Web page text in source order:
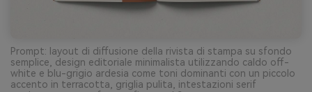
Prompt: layout di diffusione della rivista di stampa su sfondo
semplice, design editoriale minimalista utilizzando caldo off-
white e blu-grigio ardesia come toni dominanti con un piccolo
accento in terracotta, griglia pulita, intestazioni serif